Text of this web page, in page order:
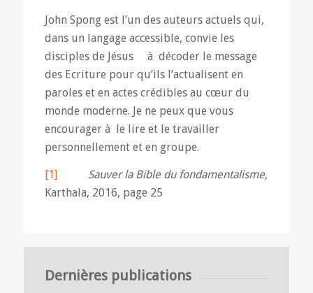
John Spong est l’un des auteurs actuels qui,
dans un langage accessible, convie les
disciples de Jésus à décoder le message
des Ecriture pour qu’ils l’actualisent en
paroles et en actes crédibles au cœur du
monde moderne. Je ne peux que vous
encourager à le lire et le travailler
personnellement et en groupe.
[1] Sauver la Bible du fondamentalisme,
Karthala, 2016, page 25
Dernières publications